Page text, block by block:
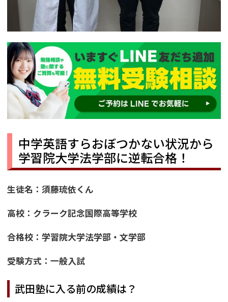
中学英語すらおぼつかない状況から
学習院大学法学部に逆転合格！
生徒名：須藤琉依くん
高校：クラーク記念国際高等学校
合格校：学習院大学法学部・文学部
受験方式：一般入試
武田塾に入る前の成績は？